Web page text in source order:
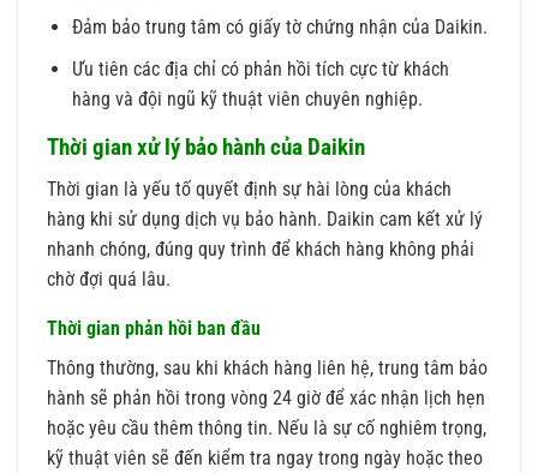
Đảm bảo trung tâm có giấy tờ chứng nhận của Daikin.
Ưu tiên các địa chỉ có phản hồi tích cực từ khách
hàng và đội ngũ kỹ thuật viên chuyên nghiệp.
Thời gian xử lý bảo hành của Daikin
Thời gian là yếu tố quyết định sự hài lòng của khách
hàng khi sử dụng dịch vụ bảo hành. Daikin cam kết xử lý
nhanh chóng, đúng quy trình để khách hàng không phải
chờ đợi quá lâu.
Thời gian phản hồi ban đầu
Thông thường, sau khi khách hàng liên hệ, trung tâm bảo
hành sẽ phản hồi trong vòng 24 giờ để xác nhận lịch hẹn
hoặc yêu cầu thêm thông tin. Nếu là sự cố nghiêm trọng,
kỹ thuật viên sẽ đến kiểm tra ngay trong ngày hoặc theo